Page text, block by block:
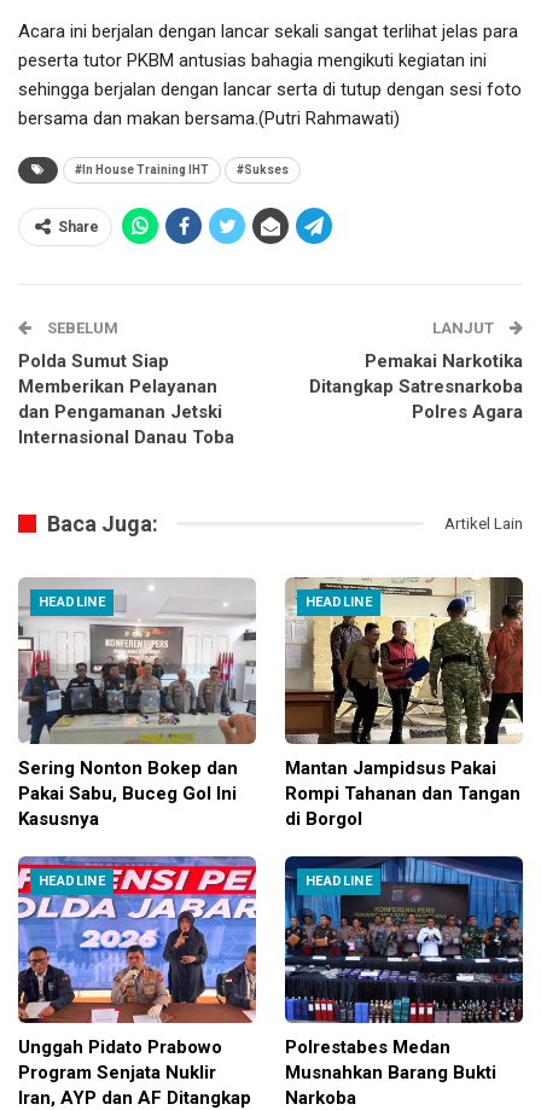
Acara ini berjalan dengan lancar sekali sangat terlihat jelas para
peserta tutor PKBM antusias bahagia mengikuti kegiatan ini
sehingga berjalan dengan lancar serta di tutup dengan sesi foto
bersama dan makan bersama.(Putri Rahmawati)
#In House Training IHT #Sukses
Share
SEBELUM
Polda Sumut Siap
Memberikan Pelayanan
dan Pengamanan Jetski
Internasional Danau Toba
LANJUT
Pemakai Narkotika
Ditangkap Satresnarkoba
Polres Agara
Baca Juga: Artikel Lain
HEADLINE
Sering Nonton Bokep dan
Pakai Sabu, Buceg Gol Ini
Kasusnya
HEADLINE
Mantan Jampidsus Pakai
Rompi Tahanan dan Tangan
di Borgol
HEADLINE
Unggah Pidato Prabowo
Program Senjata Nuklir
Iran, AYP dan AF Ditangkap
HEADLINE
Polrestabes Medan
Musnahkan Barang Bukti
Narkoba